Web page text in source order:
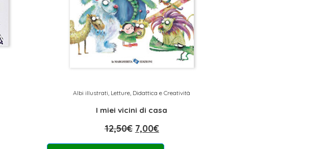
Albi illustrati Letture, Didattica e Creatività
I miei vicini di casa
12,50€ 7,00€